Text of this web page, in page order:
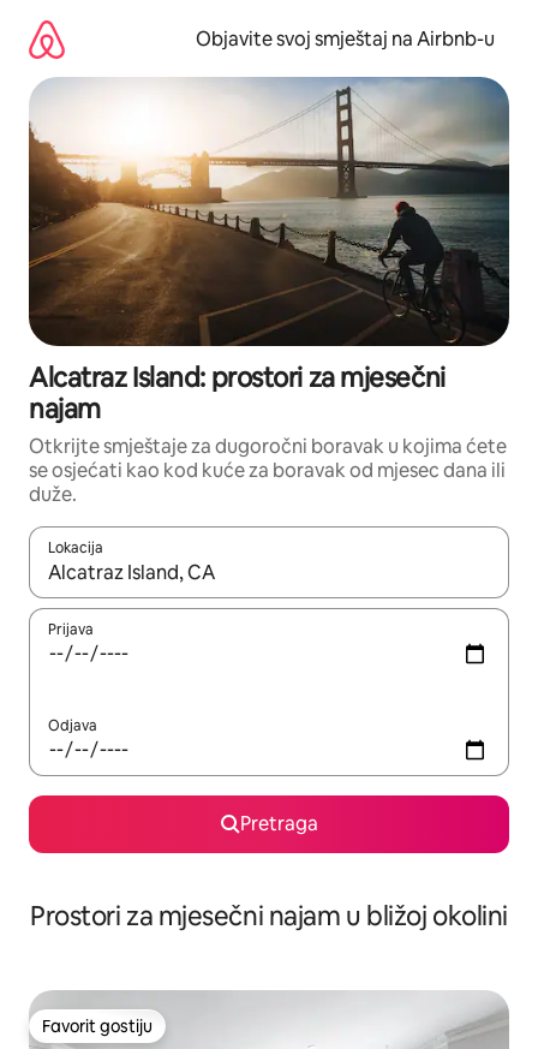
sadržaj
Objavite svoj smještaj na Airbnb-u
Alcatraz Island: prostori za mjesečni
najam
Otkrijte smještaje za dugoročni boravak u kojima ćete
se osjećati kao kod kuće za boravak od mjesec dana ili
duže.
Lokacija
Kad su rezultati dostupni, možete da se krećete kroz njih
Prijava
Odjava
Pretraga
Prostori za mjesečni najam u bližoj okolini
Favorit gostiju
Favorit gostiju